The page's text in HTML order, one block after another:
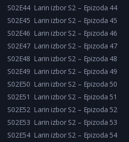
S02E44 Larin izbor S2 – Epizoda 44
S02E45 Larin izbor S2 – Epizoda 45
S02E46 Larin izbor S2 – Epizoda 46
S02E47 Larin izbor S2 – Epizoda 47
S02E48 Larin izbor S2 – Epizoda 48
S02E49 Larin izbor S2 – Epizoda 49
S02E50 Larin izbor S2 – Epizoda 50
S02E51 Larin izbor S2 – Epizoda 51
S02E52 Larin izbor S2 – Epizoda 52
S02E53 Larin izbor S2 – Epizoda 53
S02E54 Larin izbor S2 – Epizoda 54